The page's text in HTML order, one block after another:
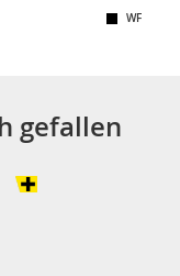
WF
gefallen